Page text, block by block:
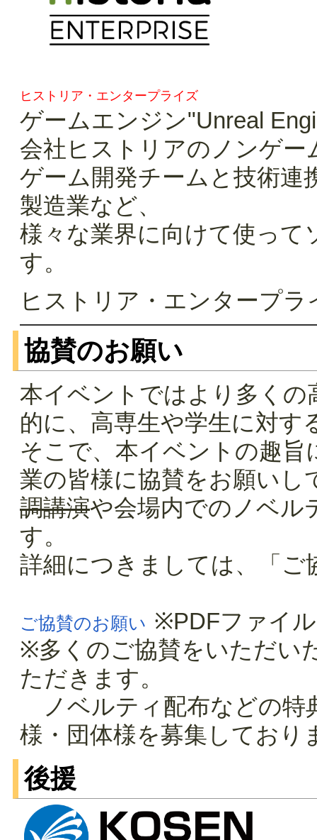
ヒストリア・エンタープライズ
ゲームエンジン"Unreal
会社ヒストリアのノンゲー
ゲーム開発チームと技術連
製造業など、
様々な業界に向けて使って
す。
ヒストリア・エンタープ
協賛のお願い
本イベントではより多く
的に、高専生や学生に対す
そこで、本イベントの趣旨
業の皆様に協賛をお願いし
調講演や会場内でのノベル
す。
詳細につきましては、「ご
ご協賛のお願い ※PDFファイ
※多くのご協賛をいただい
ただきます。
ノベルティ配布などの特
様・団体様を募集しており
後援